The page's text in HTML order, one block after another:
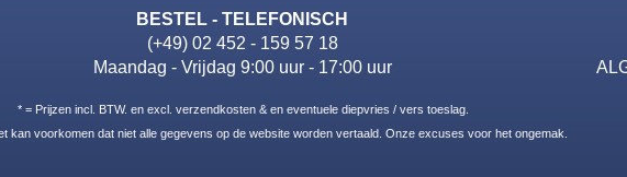
BESTEL - TELEFONISCH
(+49) 02 452 - 159 57 18
Maandag - Vrijdag 9:00 uur - 17:00 uur
* = Prijzen incl. BTW. en excl. verzendkosten & en eventuele diepvries / vers toeslag.
kan voorkomen dat niet alle gegevens op de website worden vertaald. Onze excuses voor het ongemak.